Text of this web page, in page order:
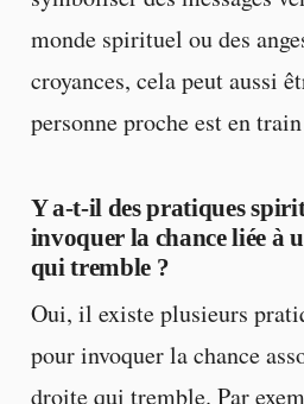
monde spirituel ou des
croyances, cela peut aussi
personne proche est en
Y a-t-il des pratiques
invoquer la chance liée à
qui tremble ?
Oui, il existe plusieurs
pour invoquer la chance
droite qui tremble. Par